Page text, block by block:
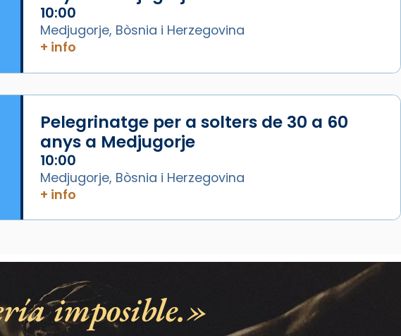
10:00
Medjugorje, Bòsnia i Herzegovina
+ info
Pelegrinatge per a solters de 30 a 60
anys a Medjugorje
10:00
Medjugorje, Bòsnia i Herzegovina
+ info
imposible.